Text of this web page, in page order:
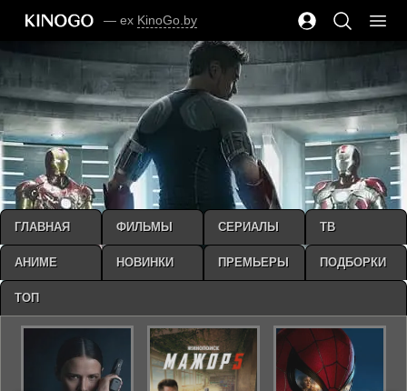
— ex KinoGo.by
ГЛАВНАЯ ФИЛЬМЫ СЕРИАЛЫ ТВ
АНИМЕ НОВИНКИ ПРЕМЬЕРЫ ПОДБОРКИ
ТОП